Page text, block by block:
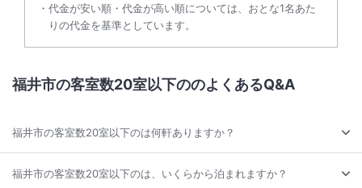
代金が安い順・代金が高い順については、おとな1名あた
りの代金を基準としています。
福井市の客室数20室以下ののよくあるQ&A
福井市の客室数20室以下のは何軒ありますか？
福井市の客室数20室以下のは、いくらから泊まれますか？